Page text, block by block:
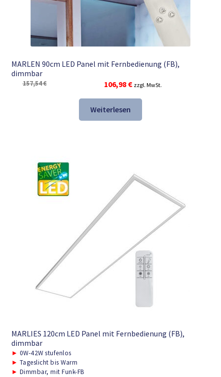
MARLEN 90cm LED Panel mit Fernbedienung (FB),
dimmbar
157,54€
Ursprünglicher
Preis
war:
157,54 €
106,98 €Aktueller
Preis
106,98 €.
zzgl. MwSt.
Weiterlesen
MARLIES 120cm LED Panel mit Fernbedienung (FB),
dimmbar
► 0W-42W stufenlos
► Tageslicht bis Warm
► Dimmbar, mit Funk-FB